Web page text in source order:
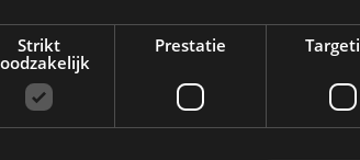
- Verhalen met Poer' gaan we op
mama die aan de slag ging
wist, woonde ze in een 'dorpsboerderij'.
Strikt
Prestatie